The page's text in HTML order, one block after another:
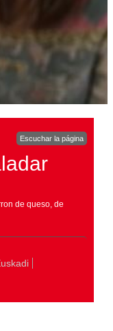
Escuchar la página
de queso, de